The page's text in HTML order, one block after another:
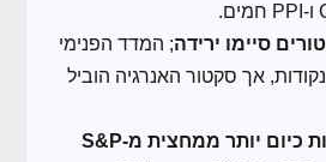
; המדד הפנימי
שלנו ירד ל-3.02 נקודות, אך סקטור האנרגיה הוביל
תעשיות AI מהוות כיום יותר ממחצית מ-S&P